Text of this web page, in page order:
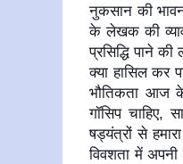
नुकसान की
के लेखक की
प्रसिद्धि पाने
क्या हासिल कर
भौतिकता आज के
गॉसिप चाहिए,
षड्यंत्रों से
विवशता में